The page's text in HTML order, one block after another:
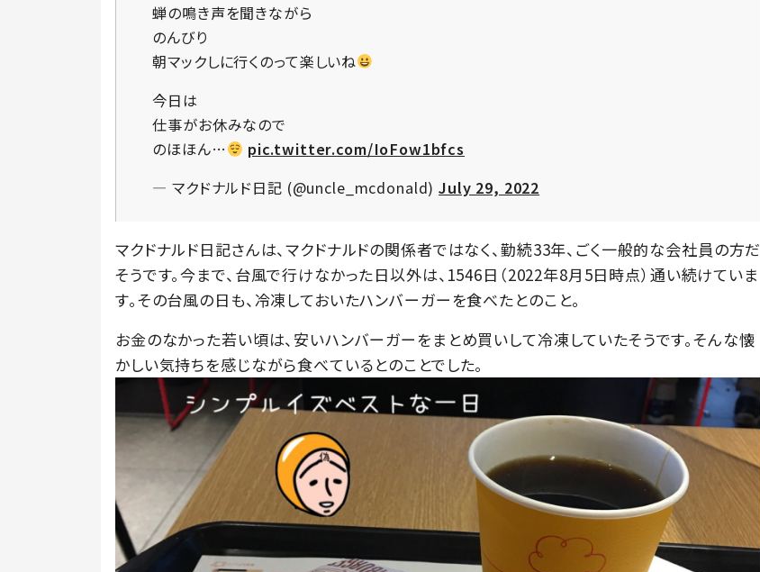
蝉の鳴き声を聞きながら
のんびり
朝マックしに行くのって楽しいね
今日は
仕事がお休みなので
のほほん…
pic.twitter.com/IoFow1bfcs
— マクドナルド日記 (@uncle_mcdonald)July 29, 2022
マクドナルド日記さんは、マクドナルドの関係者ではなく、勤続33年、ごく一般的な会社員の方だ
そうです。今まで、台風で行けなかった日以外は、1546日（2022年8月5日時点）通い続けていま
す。その台風の日も、冷凍しておいたハンバーガーを食べたとのこと。
お金のなかった若い頃は、安いハンバーガーをまとめ買いして冷凍していたそうです。そんな懐
かしい気持ちを感じながら食べているとのことでした。